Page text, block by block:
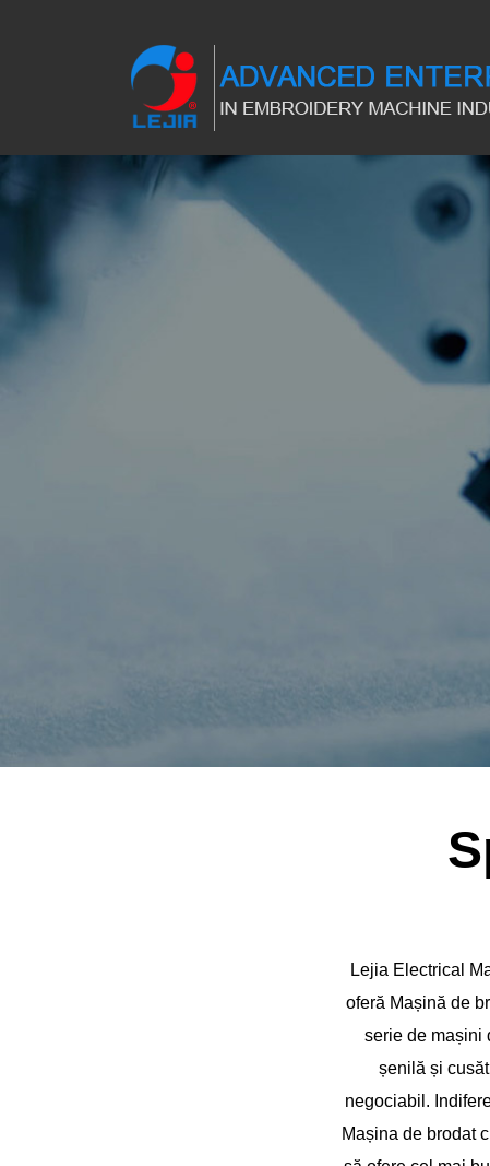
Lejia Electrical
oferă Mașină de
serie de mașini
șenilă și
negociabil.
Mașina de brodat